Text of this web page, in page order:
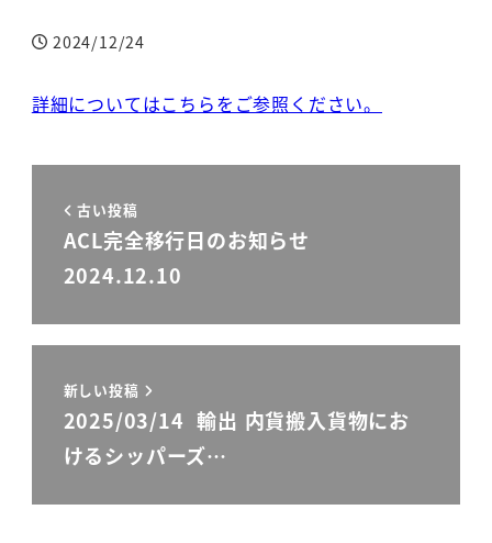
投稿日
2024/12/24
詳細についてはこちらをご参照ください。
古い投稿
ACL完全移行日のお知らせ
2024.12.10
新しい投稿
2025/03/14 輸出 内貨搬入貨物にお
けるシッパーズ…